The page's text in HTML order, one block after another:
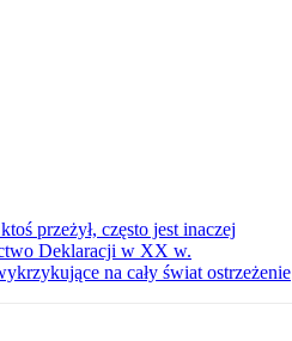
przeżył, często jest inaczej
Deklaracji w XX w.
na cały świat ostrzeżenie